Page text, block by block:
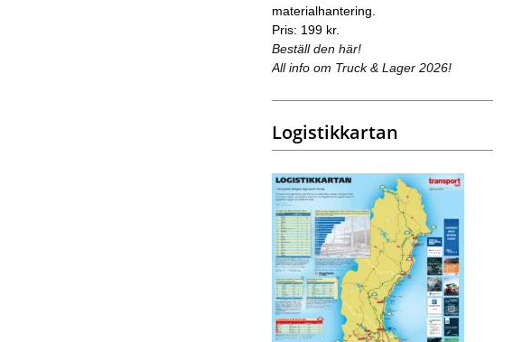
materialhantering.
Pris: 199 kr.
Beställ den här!
All info om Truck & Lager 2026!
Logistikkartan